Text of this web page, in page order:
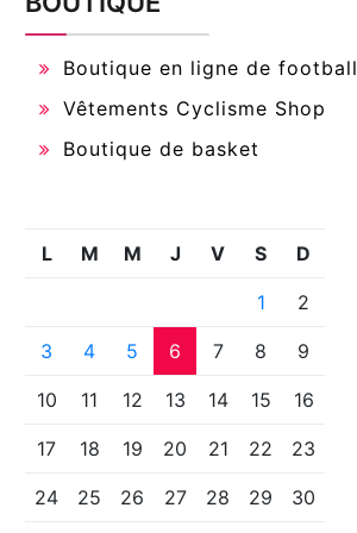
Boutique en ligne de football
Vêtements Cyclisme Shop
Boutique de basket
L M M J V S D
1 2
3 4 5 6 7 8 9
10 11 12 13 14 15 16
17 18 19 20 21 22 23
24 25 26 27 28 29 30